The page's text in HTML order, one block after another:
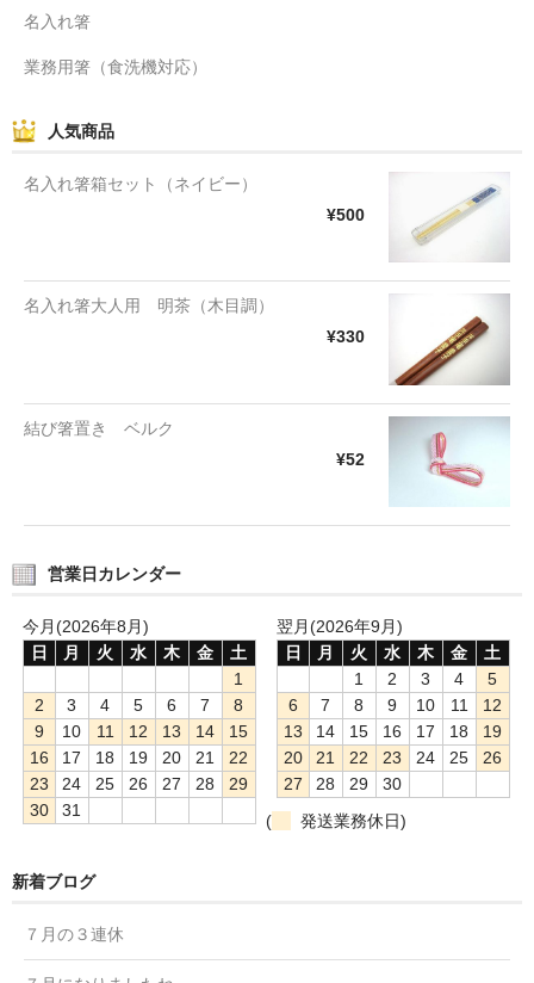
名入れ箸
業務用箸（食洗機対応）
人気商品
名入れ箸箱セット（ネイビー）
¥500
名入れ箸大人用 明茶（木目調）
¥330
結び箸置き ベルク
¥52
営業日カレンダー
今月(2026年8月)
日
月 火 水 木 金
土
1
2
3 4 5 6 7
8
9
10 11 12 13 14
15
16
17 18 19 20 21
22
23
24 25 26 27 28
29
30
31
翌月(2026年9月)
日
月 火 水 木 金
土
1
2 3 4
5
6
7 8 9 10 11
12
13
14 15 16 17 18
19
20
21 22 23 24 25
26
27
28 29
30
(
発送業務休日)
新着ブログ
７月の３連休